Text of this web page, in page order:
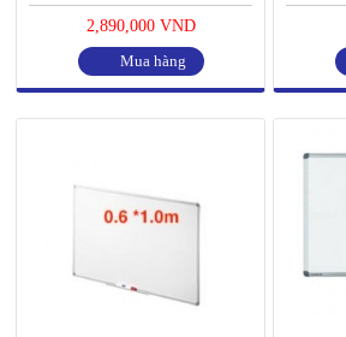
2,890,000 VND
Mua hàng